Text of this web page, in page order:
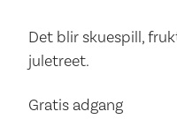
Det blir skuespill,
juletreet.
Gratis adgang